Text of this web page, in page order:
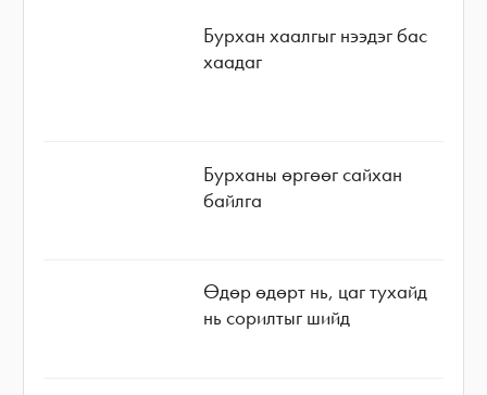
Бурхан хаалгыг нээдэг бас
хаадаг
Бурханы өргөөг сайхан
байлга
Өдөр өдөрт нь, цаг тухайд
нь сорилтыг шийд